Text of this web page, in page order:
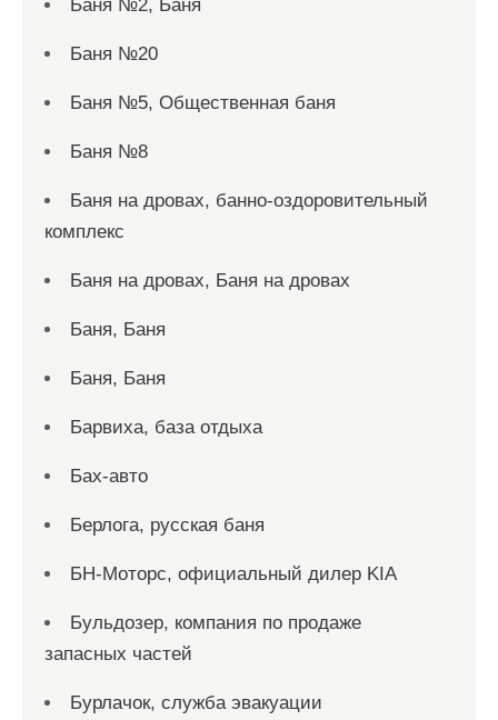
Баня №2, Баня
Баня №20
Баня №5, Общественная баня
Баня №8
Баня на дровах, банно-оздоровительный
комплекс
Баня на дровах, Баня на дровах
Баня, Баня
Баня, Баня
Барвиха, база отдыха
Бах-авто
Берлога, русская баня
БН-Моторс, официальный дилер KIA
Бульдозер, компания по продаже
запасных частей
Бурлачок, служба эвакуации